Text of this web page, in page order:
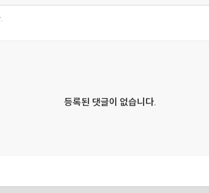
등록된 댓글이 없습니다.